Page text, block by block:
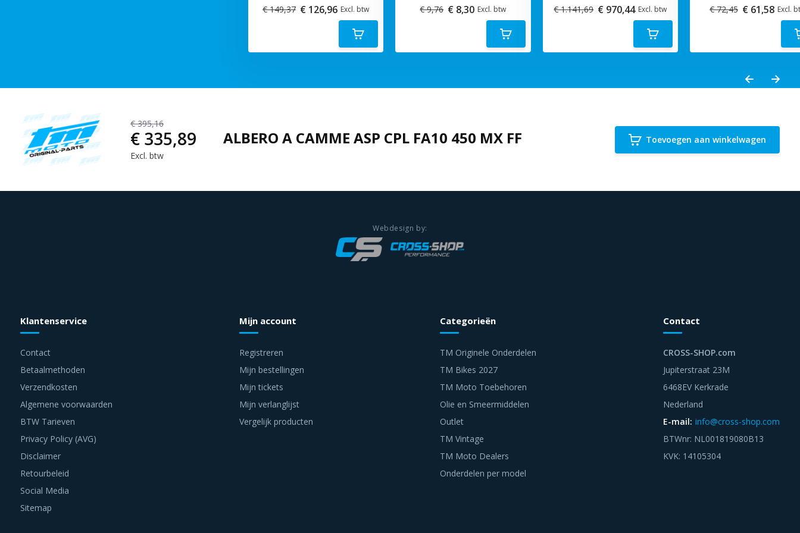
€ 149,37 € 126,96 Excl. btw
€ 9,76 € 8,30 Excl. btw
€ 1.141,69 € 970,44 Excl. btw
€ 72,45 € 61,58 Excl.
€ 395,16
€ 335,89
Excl. btw
ALBERO A CAMME ASP CPL FA10 450 MX FF Toevoegen aan winkelwagen
Klantenservice
Contact
Betaalmethoden
Verzendkosten
Algemene voorwaarden
BTW Tarieven
Privacy Policy (AVG)
Disclaimer
Retourbeleid
Social Media
Sitemap
Mijn account
Registreren
Mijn bestellingen
Mijn tickets
Mijn verlanglijst
Vergelijk producten
Categorieën
TM Originele Onderdelen
TM Bikes 2027
TM Moto Toebehoren
Olie en Smeermiddelen
Outlet
TM Vintage
TM Moto Dealers
Onderdelen per model
Contact
CROSS-SHOP.com
Jupiterstraat 23M
6468EV Kerkrade
Nederland
E-mail: info@cross-shop.com
BTWnr: NL001819080B13
KVK: 14105304